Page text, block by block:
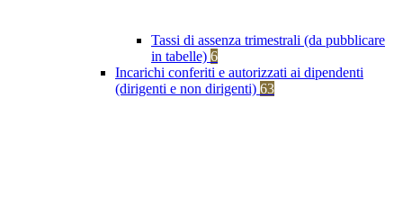
Tassi di assenza trimestrali (da pubblicare
in tabelle) 6
Incarichi conferiti e autorizzati ai dipendenti
(dirigenti e non dirigenti) 63